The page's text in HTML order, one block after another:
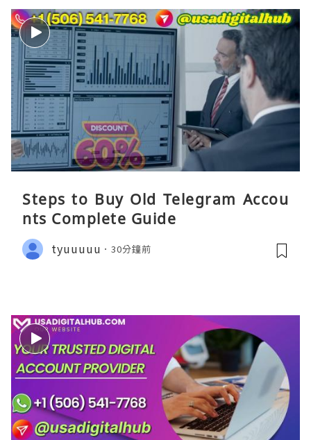
Steps to Buy Old Telegram Accou
nts Complete Guide
tyuuuuu 30分鐘前